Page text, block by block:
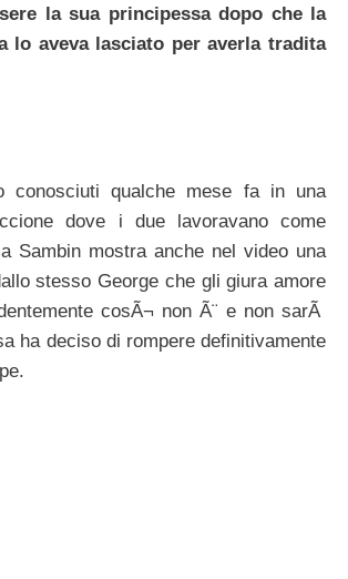
la sua principessa dopo che la
lo aveva lasciato per averla tradita
conosciuti qualche mese fa in una
dove i due lavoravano come
Sambin mostra anche nel video una
stesso George che gli giura amore
cosÃ¬ non Ã¨ e non sarÃ
ha deciso di rompere definitivamente